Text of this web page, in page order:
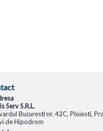
Serv S.R.L.
Bucuresti nr. 42C, Ploiesti,
de Hipodrom